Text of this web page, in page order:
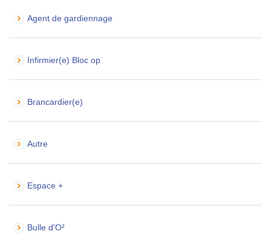
Agent de gardiennage
Infirmier(e) Bloc op
Brancardier(e)
Autre
Espace +
Bulle d'O²